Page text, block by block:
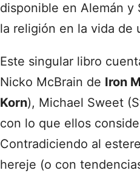
disponible en Alemán y
la religión en la vida de
Este singular libro
Nicko McBrain de Iron
Korn), Michael Sweet
con lo que ellos
Contradiciendo al
hereje (o con